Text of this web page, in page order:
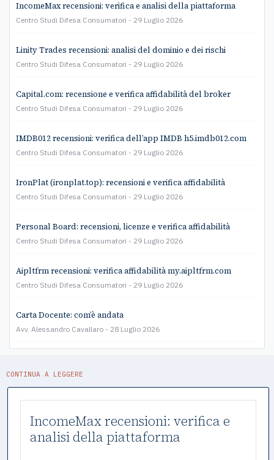
IncomeMax recensioni: verifica e analisi della piattaforma
Centro Studi Difesa Consumatori 29 Luglio 2026
Linity Trades recensioni: analisi del dominio e dei rischi
Centro Studi Difesa Consumatori 29 Luglio 2026
Capital.com: recensione e verifica affidabilità del broker
Centro Studi Difesa Consumatori 29 Luglio 2026
IMDB012 recensioni: verifica dell’app IMDB h5.imdb012.com
Centro Studi Difesa Consumatori 29 Luglio 2026
IronPlat (ironplat.top): recensioni e verifica affidabilità
Centro Studi Difesa Consumatori 29 Luglio 2026
Personal Board: recensioni, licenze e verifica affidabilità
Centro Studi Difesa Consumatori 29 Luglio 2026
Aipltfrm recensioni: verifica affidabilità my.aipltfrm.com
Centro Studi Difesa Consumatori 29 Luglio 2026
Carta Docente: com’è andata
Avv. Alessandro Cavallaro 28 Luglio 2026
CONTINUA A LEGGERE
IncomeMax recensioni: verifica e
analisi della piattaforma